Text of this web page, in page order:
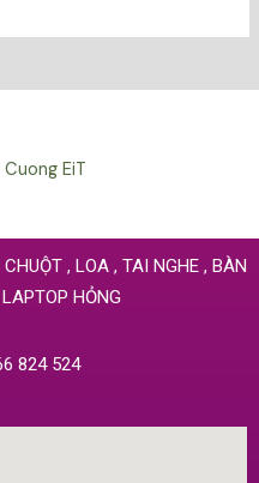
EiT
, LOA , TAI NGHE , BÀN
HỎNG
824 524